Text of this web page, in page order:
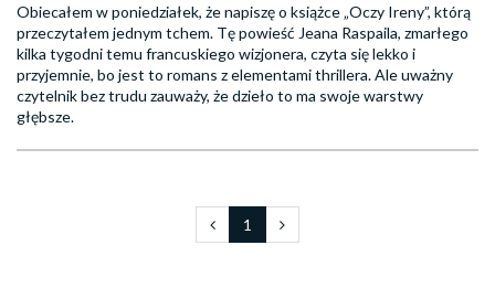
Obiecałem w poniedziałek, że napiszę o książce „Oczy Ireny”, którą
przeczytałem jednym tchem. Tę powieść Jeana Raspaila, zmarłego
kilka tygodni temu francuskiego wizjonera, czyta się lekko i
przyjemnie, bo jest to romans z elementami thrillera. Ale uważny
czytelnik bez trudu zauważy, że dzieło to ma swoje warstwy
głębsze.
1